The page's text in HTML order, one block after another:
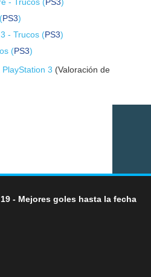
PS3)
- Trucos (PS3)
(PS3)
3 (Valoración de
- Mejores goles hasta la fecha